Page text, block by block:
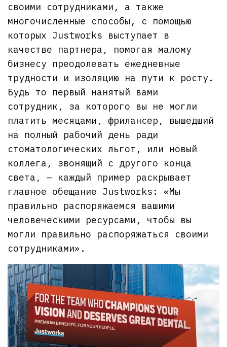
своими сотрудниками, а также
многочисленные способы, с помощью
которых Justworks выступает в
качестве партнера, помогая малому
бизнесу преодолевать ежедневные
трудности и изоляцию на пути к росту.
Будь то первый нанятый вами
сотрудник, за которого вы не могли
платить месяцами, фрилансер, вышедший
на полный рабочий день ради
стоматологических льгот, или новый
коллега, звонящий с другого конца
света, — каждый пример раскрывает
главное обещание Justworks: «Мы
правильно распоряжаемся вашими
человеческими ресурсами, чтобы вы
могли правильно распоряжаться своими
сотрудниками».